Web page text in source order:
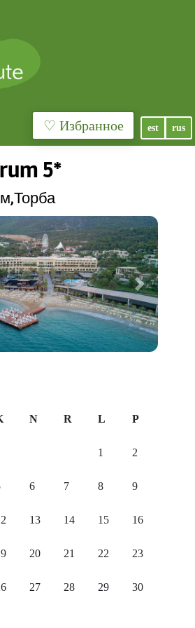
♡ Избранное est rus
5*
Next
N R L P
1 2
6 7 8 9
13 14 15 16
20 21 22 23
27 28 29 30